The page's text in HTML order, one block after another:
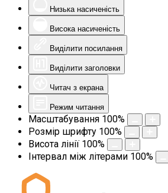
Низька насиченість
Висока насиченість
Виділити посилання
Виділити заголовки
Читач з екрана
Режим читання
Масштабування 100%
Розмір шрифту 100%
Висота лінії 100%
Інтервал між літерами 100%